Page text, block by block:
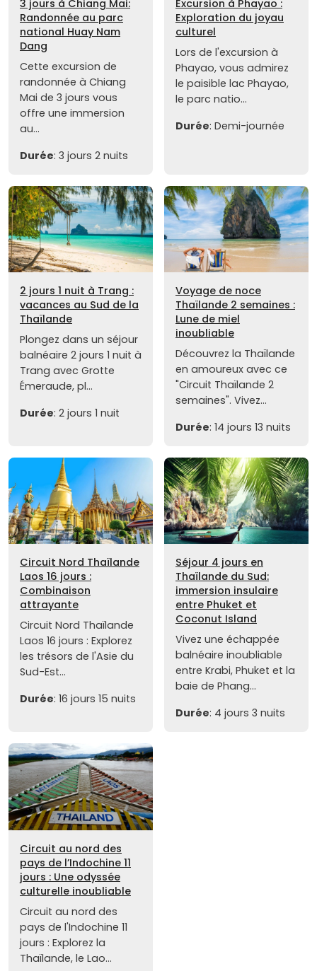
3 jours à Chiang Mai:
Randonnée au parc
national Huay Nam
Dang
Cette excursion de
randonnée à Chiang
Mai de 3 jours vous
offre une immersion
au...
Durée: 3 jours 2 nuits
Excursion à Phayao :
Exploration du joyau
culturel
Lors de l'excursion à
Phayao, vous admirez
le paisible lac Phayao,
le parc natio...
Durée: Demi-journée
2 jours 1 nuit à Trang :
vacances au Sud de la
Thaïlande
Plongez dans un séjour
balnéaire 2 jours 1 nuit à
Trang avec Grotte
Émeraude, pl...
Durée: 2 jours 1 nuit
Voyage de noce
Thaïlande 2 semaines :
Lune de miel
inoubliable
Découvrez la Thaïlande
en amoureux avec ce
"Circuit Thaïlande 2
semaines". Vivez...
Durée: 14 jours 13 nuits
Circuit Nord Thaïlande
Laos 16 jours :
Combinaison
attrayante
Circuit Nord Thaïlande
Laos 16 jours : Explorez
les trésors de l'Asie du
Sud-Est...
Durée: 16 jours 15 nuits
Séjour 4 jours en
Thaïlande du Sud:
immersion insulaire
entre Phuket et
Coconut Island
Vivez une échappée
balnéaire inoubliable
entre Krabi, Phuket et la
baie de Phang...
Durée: 4 jours 3 nuits
Circuit au nord des
pays de l’Indochine 11
jours : Une odyssée
culturelle inoubliable
Circuit au nord des
pays de l'Indochine 11
jours : Explorez la
Thaïlande, le Lao...